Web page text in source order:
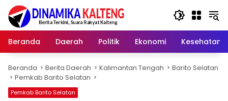
Langsung
konten
Beranda
Daerah Politik Ekonomi Kesehatan
Beranda Berita Daerah Kalimantan Tengah
Barito Selatan
Pemkab Barito Selatan
Pemkab Barito Selatan